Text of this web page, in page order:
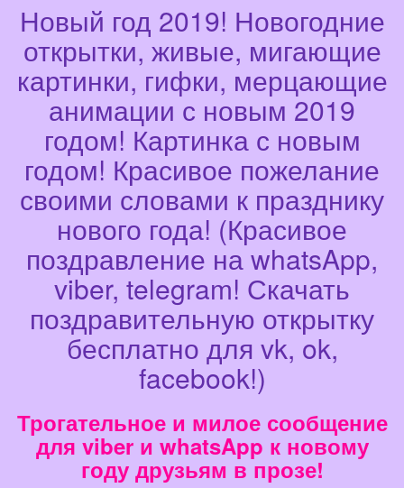
Новый год 2019! Новогодние
открытки, живые, мигающие
картинки, гифки, мерцающие
анимации с новым 2019
годом! Картинка с новым
годом! Красивое пожелание
своими словами к празднику
нового года! (Красивое
поздравление на whatsApp,
viber, telegram! Скачать
поздравительную открытку
бесплатно для vk, ok,
facebook!)
Трогательное и милое сообщение
для viber и whatsApp к новому
году друзьям в прозе!